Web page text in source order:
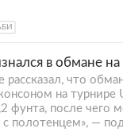
в обмане на
что
на турнире
фунта, после чего
полотенцем», —